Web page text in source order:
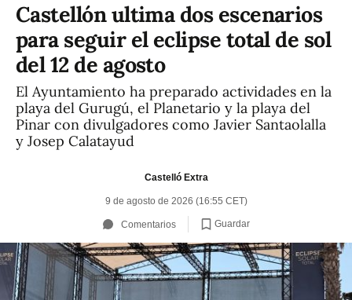
Castellón ultima dos escenarios
para seguir el eclipse total de sol
del 12 de agosto
El Ayuntamiento ha preparado actividades en la
playa del Gurugú, el Planetario y la playa del
Pinar con divulgadores como Javier Santaolalla
y Josep Calatayud
Castelló Extra
9 de agosto de 2026 (16:55 CET)
Comentarios Guardar